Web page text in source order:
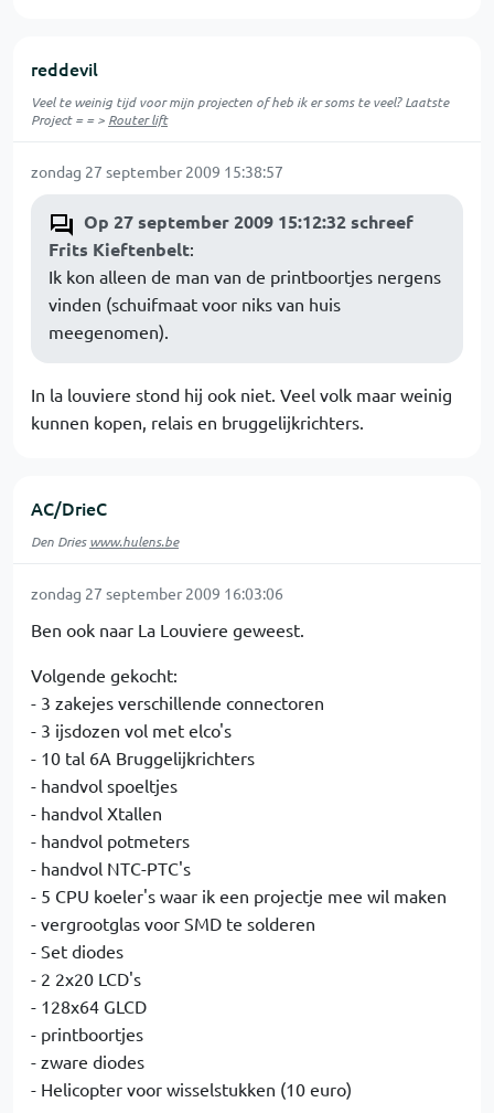
reddevil
Veel te weinig tijd voor mijn projecten of heb ik er soms te veel? Laatste
Project = = > Router lift
zondag 27 september 2009 15:38:57
Op 27 september 2009 15:12:32 schreef
Frits Kieftenbelt:
Ik kon alleen de man van de printboortjes nergens
vinden (schuifmaat voor niks van huis
meegenomen).
In la louviere stond hij ook niet. Veel volk maar weinig
kunnen kopen, relais en bruggelijkrichters.
AC/DrieC
Den Drieswww.hulens.be
zondag 27 september 2009 16:03:06
Ben ook naar La Louviere geweest.
Volgende gekocht:
- 3 zakejes verschillende connectoren
- 3 ijsdozen vol met elco's
- 10 tal 6A Bruggelijkrichters
- handvol spoeltjes
- handvol Xtallen
- handvol potmeters
- handvol NTC-PTC's
- 5 CPU koeler's waar ik een projectje mee wil maken
- vergrootglas voor SMD te solderen
- Set diodes
- 2 2x20 LCD's
- 128x64 GLCD
- printboortjes
- zware diodes
- Helicopter voor wisselstukken (10 euro)